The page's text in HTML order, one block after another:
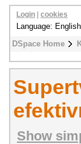
DSpace Home
Login cookies
Language: English
Show